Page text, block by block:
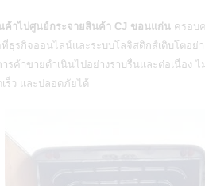
ค้าไปศูนย์กระจายสินค้า CJ ขอนแก่น ครอบ
รกิจออนไลน์และระบบโลจิสติกส์เติบโตอย่า
รค้าขายดำเนินไปอย่างราบรื่นและต่อเนื่อง
ร็ว และปลอดภัยได้